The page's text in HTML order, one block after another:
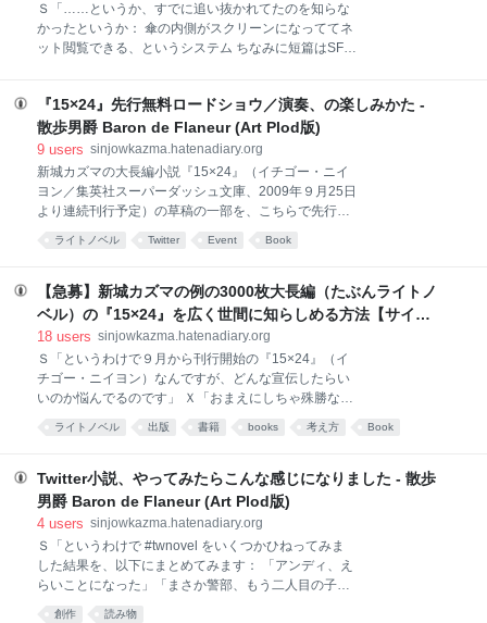
なサスペンス系とか」 賀「そういうのもありでしょう
けど、自分の好きなのは、体を動かす……自分の体が
動き出すアクション。自分がやりたいアクション。俺
の関係というのは実に興味深い話題なんだけど――い
ろんな人に聞きたいなぁと思ってるんだけど、書きな
がら主人公に感情
Ｓ「……というか、すでに追い抜かれてたのを知らな
かったというか： 傘の内側がスクリーンになっててネ
ット閲覧できる、というシステム ちなみに短篇はSF-
内側に広告とか映画予告篇とか流したら、けっこう視
聴率いいかもしれませんね」 Ｘ「そのぶん交通事故が
増えたりして。歩行者のよそ見で」 Ｓ「うーむ。じゃ
あ傘に自動警報装置をつけて、車が接近したら警告サ
インを」 Ｘ「強化外骨格も組み合わせて、自動で散歩
できるようにして」 Ｓ「朝寝坊して目覚めたら、すで
イムス？」
『15×24』先行無料ロードショウ／演奏、の楽しみかた -
散歩男爵 Baron de Flaneur (Art Plod版)
9 users sinjowkazma.hatenadiary.org
新城カズマの大長編小説『15×24』（イチゴー・ニイ
ヨン／集英社スーパーダッシュ文庫、2009年９月25日
より連続刊行予定）の草稿の一部を、こちらで先行ネ
最大60字目安で公開してゆきます：これは「くりかえ
うことと、「ちょっとづつ小説を朗読する／演奏す
る」感覚を醸し出したいからです （もともと
『15×24』の一行〜一段落ごとに『この一行が好き』
コメントしてもらうのが理想形だったので）*2 基本的
には毎晩2200〜2300時のあいだに公開しています：
変更ある場合は、できるかぎりツイッター等でお知ら
せするようにします ツイッター／タンブラー／
ライトノベル Twitter Event Book
【急募】新城カズマの例の3000枚大長編（たぶんライトノ
ベル）の『15×24』を広く世間に知らしめる方法【サイン
本進呈しますんで】 - 散歩男爵 Baron de Flaneur (Art
Plod版)
18 users sinjowkazma.hatenadiary.org
Ｓ「というわけで９月から刊行開始の『15×24』（イ
チゴー・ニイヨン）なんですが、どんな宣伝したらい
いのか悩んでるのです」 Ｘ「おまえにしちゃ殊勝な態
度だな」 Ｓ「や、なにしろ足かけ５年ですからねえ。
それに今回は、どういうわけか、刊行前から面白さに
すか、それ」 Ｓ「でも本当なんだよ。いつもは出版後
しばらくしてから『うん、これ面白いじゃん！』と思
い始めるんだけど。ちゃんと最後まで読んでもらえれ
る……という自信だけは」 Ｘ「まあな。3000枚の原
稿できあがってるのに１＆２巻の売れ行き悪くて最後
まで出ませんでした、じゃあ洒落にもならん。すべて
は９月次第だな」 Ｓ「どきっ」 Ｍ「縁起でもないこと
ライトノベル 出版 書籍 books 考え方 Book
Twitter小説、やってみたらこんな感じになりました - 散歩
男爵 Baron de Flaneur (Art Plod版)
4 users sinjowkazma.hatenadiary.org
Ｓ「というわけで #twnovel をいくつかひねってみま
した結果を、以下にまとめてみます： 「アンディ、え
らいことになった」「まさか警部、もう二人目の子供
が誘拐……」「そうじゃない。さっきの報告は逆だっ
創作 読み物